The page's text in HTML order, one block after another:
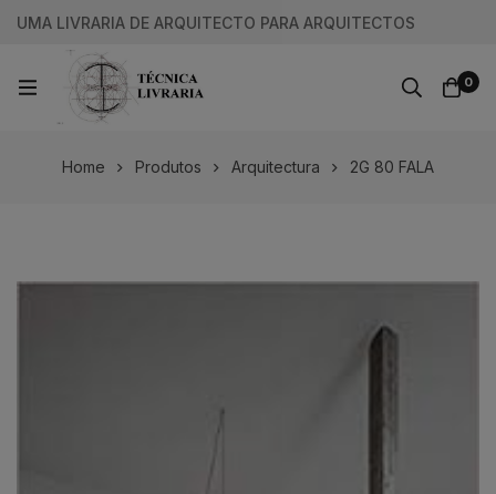
UMA LIVRARIA DE ARQUITECTO PARA ARQUITECTOS
0
Home Produtos Arquitectura 2G 80 FALA